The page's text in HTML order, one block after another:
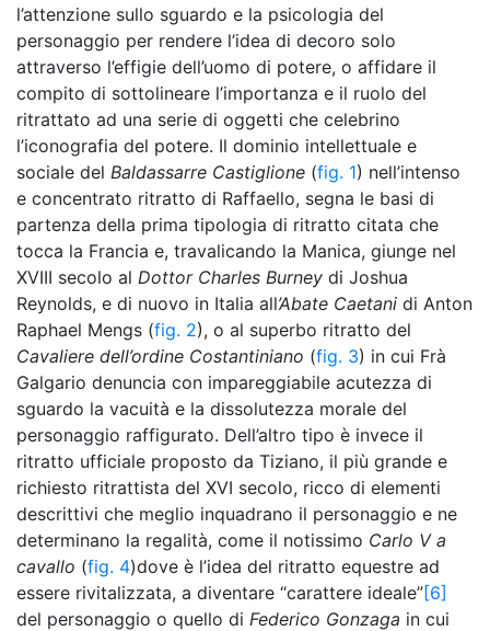
l’attenzione sullo sguardo e la psicologia del
personaggio per rendere l’idea di decoro solo
attraverso l’effigie dell’uomo di potere, o affidare il
compito di sottolineare l’importanza e il ruolo del
ritrattato ad una serie di oggetti che celebrino
l’iconografia del potere. Il dominio intellettuale e
sociale del Baldassarre Castiglione (fig. 1) nell’intenso
e concentrato ritratto di Raffaello, segna le basi di
partenza della prima tipologia di ritratto citata che
tocca la Francia e, travalicando la Manica, giunge nel
XVIII secolo al Dottor Charles Burney di Joshua
Reynolds, e di nuovo in Italia all’Abate Caetani di Anton
Raphael Mengs (fig. 2), o al superbo ritratto del
Cavaliere dell’ordine Costantiniano (fig. 3) in cui Frà
Galgario denuncia con impareggiabile acutezza di
sguardo la vacuità e la dissolutezza morale del
personaggio raffigurato. Dell’altro tipo è invece il
ritratto ufficiale proposto da Tiziano, il più grande e
richiesto ritrattista del XVI secolo, ricco di elementi
descrittivi che meglio inquadrano il personaggio e ne
determinano la regalità, come il notissimo Carlo V a
cavallo (fig. 4)dove è l’idea del ritratto equestre ad
essere rivitalizzata, a diventare “carattere ideale”[6]
del personaggio o quello di Federico Gonzaga in cui